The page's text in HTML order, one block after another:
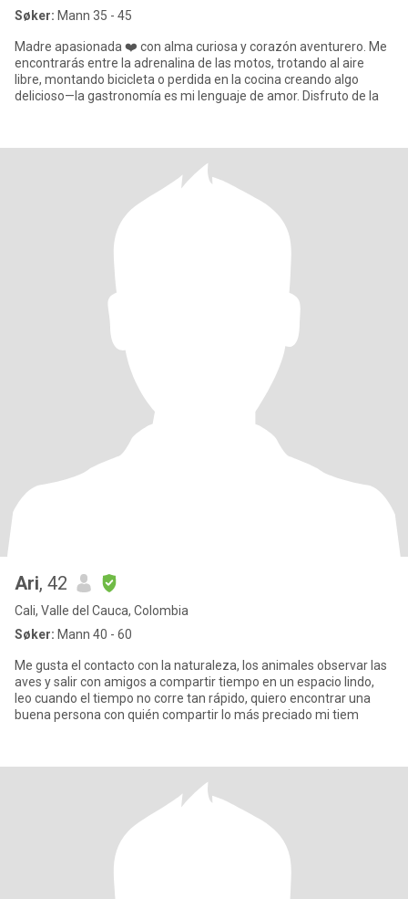
Søker: Mann 35 - 45
Madre apasionada ❤️ con alma curiosa y corazón aventurero. Me
encontrarás entre la adrenalina de las motos, trotando al aire
libre, montando bicicleta o perdida en la cocina creando algo
delicioso—la gastronomía es mi lenguaje de amor. Disfruto de la
Ari, 42
Cali, Valle del Cauca, Colombia
Søker: Mann 40 - 60
Me gusta el contacto con la naturaleza, los animales observar las
aves y salir con amigos a compartir tiempo en un espacio lindo,
leo cuando el tiempo no corre tan rápido, quiero encontrar una
buena persona con quién compartir lo más preciado mi tiem